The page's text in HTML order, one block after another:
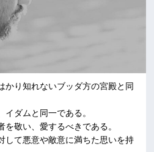
かり知れないブッダ方の宮殿と同
ダムと同一である。
敬い、愛するべきである。
て悪意や敵意に満ちた思いを持